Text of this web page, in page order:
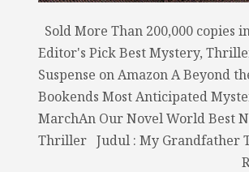
Sold More Than 200,000 copies
Editor's Pick Best Mystery,
Suspense on Amazon A Beyond
Bookends Most Anticipated
MarchAn Our Novel World Best
Thriller Judul : My Grandfather